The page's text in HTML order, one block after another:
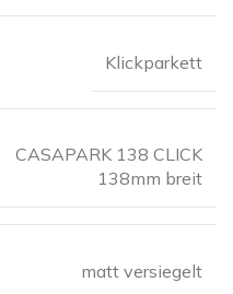
Klickparkett
CASAPARK 138 CLICK
138mm breit
matt versiegelt